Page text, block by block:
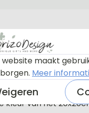
20cm
te maken
tape om de
19mm breed.
kleur van het
website maakt
Meer